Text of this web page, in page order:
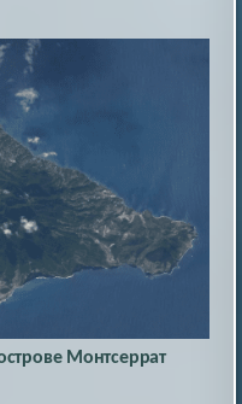
Монтсеррат